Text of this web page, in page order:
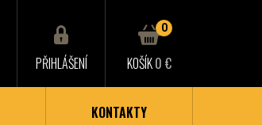
PŘIHLÁŠENÍ
0
KOŠÍK0 €
KONTAKTY